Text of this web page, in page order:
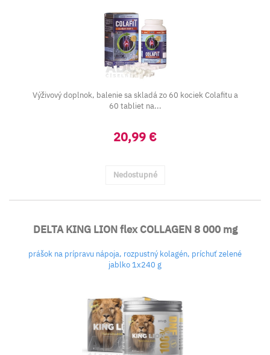
Výživový doplnok, balenie sa skladá zo 60 kociek Colafitu a
60 tabliet na...
20,99 €
Nedostupné
DELTA KING LION flex COLLAGEN 8 000 mg
prášok na prípravu nápoja, rozpustný kolagén, príchuť zelené
jablko 1x240 g